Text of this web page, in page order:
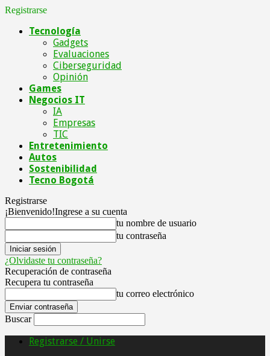
Registrarse
Tecnología
Gadgets
Evaluaciones
Ciberseguridad
Opinión
Games
Negocios IT
IA
Empresas
TIC
Entretenimiento
Autos
Sostenibilidad
Tecno Bogotá
Registrarse
¡Bienvenido!Ingrese a su cuenta
tu nombre de usuario
tu contraseña
¿Olvidaste tu contraseña?
Recuperación de contraseña
Recupera tu contraseña
tu correo electrónico
Buscar
Registrarse / Unirse